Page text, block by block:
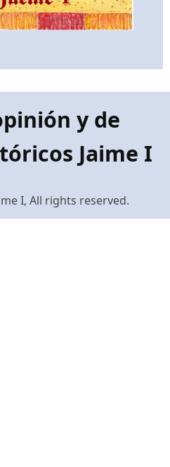
y de
Jaime I
I, All rights reserved.